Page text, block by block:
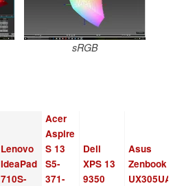
sRGB
Lenovo
IdeaPad
710S-
Acer
Aspire
S 13
S5-
371-
Dell
XPS 13
9350
Asus
Zenbook